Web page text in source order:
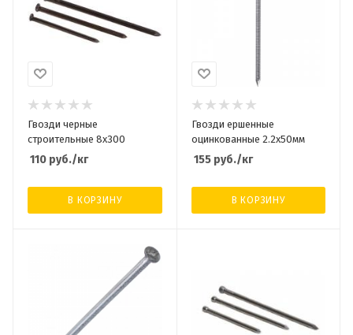
Гвозди черные
строительные 8х300
110 руб./кг
В КОРЗИНУ
Гвозди ершенные
оцинкованные 2.2х50мм
155руб./кг
В КОРЗИНУ